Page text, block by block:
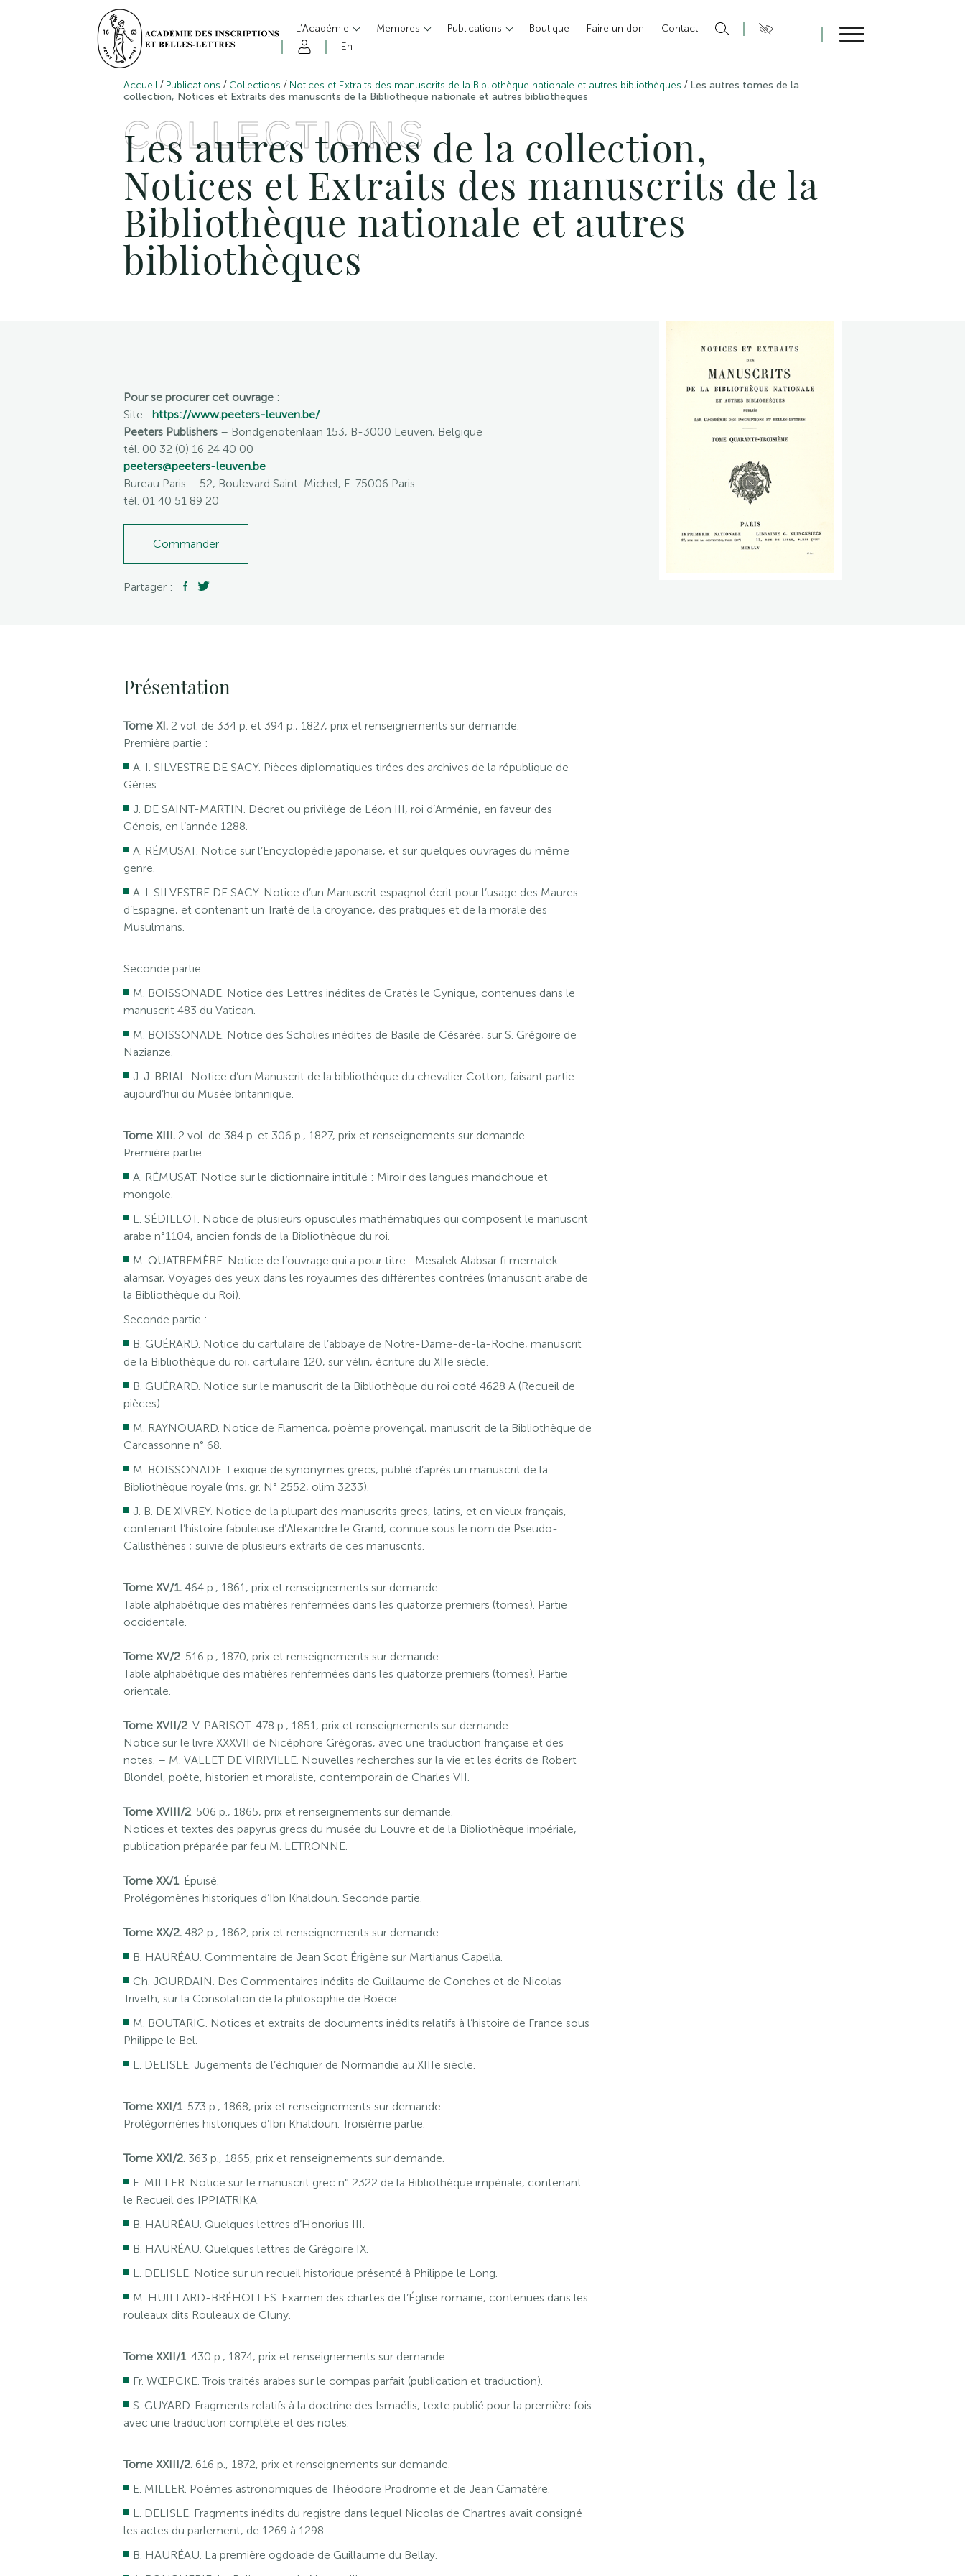
L’Académie Membres Publications Boutique Faire un don
Contact
En
Accueil / Publications / Collections / Notices et Extraits des manuscrits de la Bibliothèque nationale et autres bibliothèques / Les autres tomes de la
collection, Notices et Extraits des manuscrits de la Bibliothèque nationale et autres bibliothèques
COLLECTIONS
Les autres tomes de la collection,
Notices et Extraits des manuscrits de la
Bibliothèque nationale et autres
bibliothèques
Pour se procurer cet ouvrage :
Site : https://www.peeters-leuven.be/
Peeters Publishers – Bondgenotenlaan 153, B-3000 Leuven, Belgique
tél. 00 32 (0) 16 24 40 00
peeters@peeters-leuven.be
Bureau Paris – 52, Boulevard Saint-Michel, F-75006 Paris
tél. 01 40 51 89 20
Commander
Partager :
Présentation
Tome XI. 2 vol. de 334 p. et 394 p., 1827, prix et renseignements sur demande.
Première partie :
A. I. SILVESTRE DE SACY. Pièces diplomatiques tirées des archives de la république de
Gènes.
J. DE SAINT-MARTIN. Décret ou privilège de Léon III, roi d’Arménie, en faveur des
Génois, en l’année 1288.
A. RÉMUSAT. Notice sur l’Encyclopédie japonaise, et sur quelques ouvrages du même
genre.
A. I. SILVESTRE DE SACY. Notice d’un Manuscrit espagnol écrit pour l’usage des Maures
d’Espagne, et contenant un Traité de la croyance, des pratiques et de la morale des
Musulmans.
Seconde partie :
M. BOISSONADE. Notice des Lettres inédites de Cratès le Cynique, contenues dans le
manuscrit 483 du Vatican.
M. BOISSONADE. Notice des Scholies inédites de Basile de Césarée, sur S. Grégoire de
Nazianze.
J. J. BRIAL. Notice d’un Manuscrit de la bibliothèque du chevalier Cotton, faisant partie
aujourd’hui du Musée britannique.
Tome XIII. 2 vol. de 384 p. et 306 p., 1827, prix et renseignements sur demande.
Première partie :
A. RÉMUSAT. Notice sur le dictionnaire intitulé : Miroir des langues mandchoue et
mongole.
L. SÉDILLOT. Notice de plusieurs opuscules mathématiques qui composent le manuscrit
arabe n°1104, ancien fonds de la Bibliothèque du roi.
M. QUATREMÈRE. Notice de l’ouvrage qui a pour titre : Mesalek Alabsar fi memalek
alamsar, Voyages des yeux dans les royaumes des différentes contrées (manuscrit arabe de
la Bibliothèque du Roi).
Seconde partie :
B. GUÉRARD. Notice du cartulaire de l’abbaye de Notre-Dame-de-la-Roche, manuscrit
de la Bibliothèque du roi, cartulaire 120, sur vélin, écriture du XIIe siècle.
B. GUÉRARD. Notice sur le manuscrit de la Bibliothèque du roi coté 4628 A (Recueil de
pièces).
M. RAYNOUARD. Notice de Flamenca, poème provençal, manuscrit de la Bibliothèque de
Carcassonne n° 68.
M. BOISSONADE. Lexique de synonymes grecs, publié d’après un manuscrit de la
Bibliothèque royale (ms. gr. N° 2552, olim 3233).
J. B. DE XIVREY. Notice de la plupart des manuscrits grecs, latins, et en vieux français,
contenant l’histoire fabuleuse d’Alexandre le Grand, connue sous le nom de Pseudo-
Callisthènes ; suivie de plusieurs extraits de ces manuscrits.
Tome XV/1. 464 p., 1861, prix et renseignements sur demande.
Table alphabétique des matières renfermées dans les quatorze premiers (tomes). Partie
occidentale.
Tome XV/2 . 516 p., 1870, prix et renseignements sur demande.
Table alphabétique des matières renfermées dans les quatorze premiers (tomes). Partie
orientale.
Tome XVII/2 . V. PARISOT. 478 p., 1851, prix et renseignements sur demande.
Notice sur le livre XXXVII de Nicéphore Grégoras, avec une traduction française et des
notes. – M. VALLET DE VIRIVILLE. Nouvelles recherches sur la vie et les écrits de Robert
Blondel, poète, historien et moraliste, contemporain de Charles VII.
Tome XVIII/2 . 506 p., 1865, prix et renseignements sur demande.
Notices et textes des papyrus grecs du musée du Louvre et de la Bibliothèque impériale,
publication préparée par feu M. LETRONNE.
Tome XX/1 . Épuisé.
Prolégomènes historiques d’Ibn Khaldoun. Seconde partie.
Tome XX/2. 482 p., 1862, prix et renseignements sur demande.
B. HAURÉAU. Commentaire de Jean Scot Érigène sur Martianus Capella.
Ch. JOURDAIN. Des Commentaires inédits de Guillaume de Conches et de Nicolas
Triveth, sur la Consolation de la philosophie de Boèce.
M. BOUTARIC. Notices et extraits de documents inédits relatifs à l’histoire de France sous
Philippe le Bel.
L. DELISLE. Jugements de l’échiquier de Normandie au XIIIe siècle.
Tome XXI/1. 573 p., 1868, prix et renseignements sur demande.
Prolégomènes historiques d’Ibn Khaldoun. Troisième partie.
Tome XXI/2. 363 p., 1865, prix et renseignements sur demande.
E. MILLER. Notice sur le manuscrit grec n° 2322 de la Bibliothèque impériale, contenant
le Recueil des IPPIATRIKA.
B. HAURÉAU. Quelques lettres d’Honorius III.
B. HAURÉAU. Quelques lettres de Grégoire IX.
L. DELISLE. Notice sur un recueil historique présenté à Philippe le Long.
M. HUILLARD-BRÉHOLLES. Examen des chartes de l’Église romaine, contenues dans les
rouleaux dits Rouleaux de Cluny.
Tome XXII/1. 430 p., 1874, prix et renseignements sur demande.
Fr. WŒPCKE. Trois traités arabes sur le compas parfait (publication et traduction).
S. GUYARD. Fragments relatifs à la doctrine des Ismaélis, texte publié pour la première fois
avec une traduction complète et des notes.
Tome XXIII/2. 616 p., 1872, prix et renseignements sur demande.
E. MILLER. Poèmes astronomiques de Théodore Prodrome et de Jean Camatère.
L. DELISLE. Fragments inédits du registre dans lequel Nicolas de Chartres avait consigné
les actes du parlement, de 1269 à 1298.
B. HAURÉAU. La première ogdoade de Guillaume du Bellay.